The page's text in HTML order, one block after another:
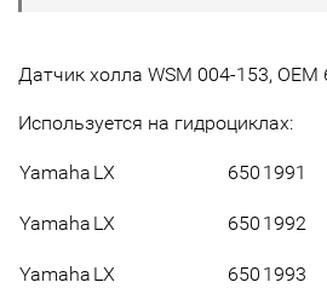
Датчик холла WSM 004-153,
Используется на гидроциклах:
Yamaha LX 650 1991
Yamaha LX 650 1992
Yamaha LX 650 1993